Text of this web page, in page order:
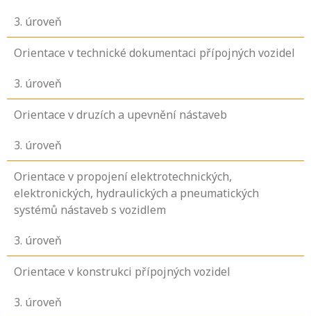
3. úroveň
Orientace v technické dokumentaci přípojných vozidel
3. úroveň
Orientace v druzích a upevnění nástaveb
3. úroveň
Orientace v propojení elektrotechnických,
elektronických, hydraulických a pneumatických
systémů nástaveb s vozidlem
3. úroveň
Orientace v konstrukci přípojných vozidel
3. úroveň